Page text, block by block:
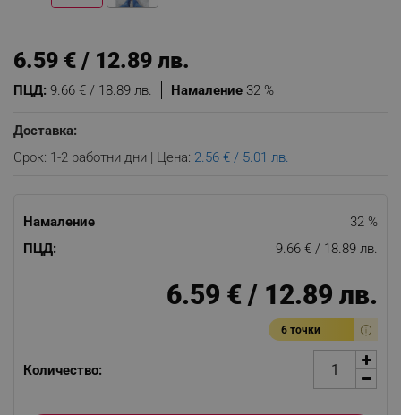
Намаление 32 %
ПЦД: 9.66 € / 18.89 лв.
6.59 € / 12.89 лв.
Доставка:
Срок: 1-2 работни дни | Цена: 2.56 € / 5.01 лв.
Намаление
32 %
ПЦД:
9.66 € / 18.89 лв.
6.59 € / 12.89 лв.
6 точки
Количество: